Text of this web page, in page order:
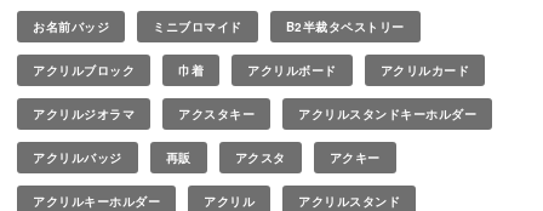
お名前バッジ ミニブロマイド B2半裁タペストリー
アクリルブロック 巾着 アクリルボード アクリルカード
アクリルジオラマ アクスタキー アクリルスタンドキーホルダー
アクリルバッジ 再販 アクスタ アクキー
アクリルキーホルダー アクリル アクリルスタンド